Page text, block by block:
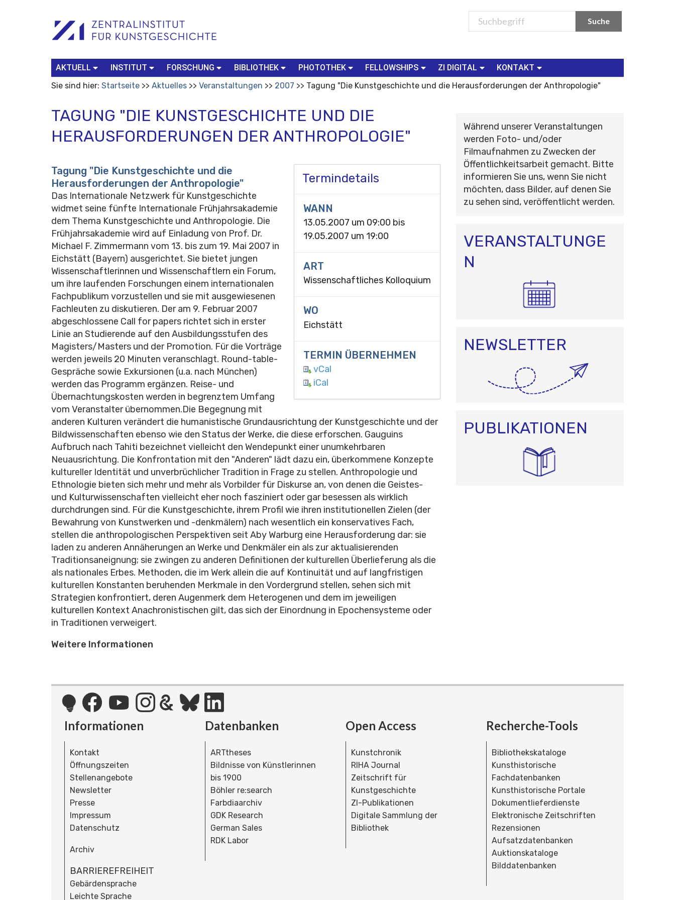
Werkzeuge
Search…
AKTUELL INSTITUT FORSCHUNG BIBLIOTHEK PHOTOTHEK FELLOWSHIPS ZI DIGITAL
KONTAKT
Sie sind hier: Startseite Aktuelles Veranstaltungen 2007 Tagung "Die Kunstgeschichte und die Herausforderungen der Anthropologie"
TAGUNG "DIE KUNSTGESCHICHTE UND DIE
HERAUSFORDERUNGEN DER ANTHROPOLOGIE"
Termindetails
WANN
13.05.2007 um 09:00 bis
19.05.2007 um 19:00
ART
Wissenschaftliches Kolloquium
WO
Eichstätt
TERMIN ÜBERNEHMEN
vCal
iCal
Tagung "Die Kunstgeschichte und die
Herausforderungen der Anthropologie"
Das Internationale Netzwerk für Kunstgeschichte
widmet seine fünfte Internationale Frühjahrsakademie
dem Thema Kunstgeschichte und Anthropologie. Die
Frühjahrsakademie wird auf Einladung von Prof. Dr.
Michael F. Zimmermann vom 13. bis zum 19. Mai 2007 in
Eichstätt (Bayern) ausgerichtet. Sie bietet jungen
Wissenschaftlerinnen und Wissenschaftlern ein Forum,
um ihre laufenden Forschungen einem internationalen
Fachpublikum vorzustellen und sie mit ausgewiesenen
Fachleuten zu diskutieren. Der am 9. Februar 2007
abgeschlossene Call for papers richtet sich in erster
Linie an Studierende auf den Ausbildungsstufen des
Magisters/Masters und der Promotion. Für die Vorträge
werden jeweils 20 Minuten veranschlagt. Round-table-
Gespräche sowie Exkursionen (u.a. nach München)
werden das Programm ergänzen. Reise- und
Übernachtungskosten werden in begrenztem Umfang
vom Veranstalter übernommen.Die Begegnung mit
anderen Kulturen verändert die humanistische Grundausrichtung der Kunstgeschichte und der
Bildwissenschaften ebenso wie den Status der Werke, die diese erforschen. Gauguins
Aufbruch nach Tahiti bezeichnet vielleicht den Wendepunkt einer unumkehrbaren
Neuausrichtung. Die Konfrontation mit den "Anderen" lädt dazu ein, überkommene Konzepte
kultureller Identität und unverbrüchlicher Tradition in Frage zu stellen. Anthropologie und
Ethnologie bieten sich mehr und mehr als Vorbilder für Diskurse an, von denen die Geistes-
und Kulturwissenschaften vielleicht eher noch fasziniert oder gar besessen als wirklich
durchdrungen sind. Für die Kunstgeschichte, ihrem Profil wie ihren institutionellen Zielen (der
Bewahrung von Kunstwerken und -denkmälern) nach wesentlich ein konservatives Fach,
stellen die anthropologischen Perspektiven seit Aby Warburg eine Herausforderung dar: sie
laden zu anderen Annäherungen an Werke und Denkmäler ein als zur aktualisierenden
Traditionsaneignung; sie zwingen zu anderen Definitionen der kulturellen Überlieferung als die
als nationales Erbes. Methoden, die im Werk allein die auf Kontinuität und auf langfristigen
kulturellen Konstanten beruhenden Merkmale in den Vordergrund stellen, sehen sich mit
Strategien konfrontiert, deren Augenmerk dem Heterogenen und dem im jeweiligen
kulturellen Kontext Anachronistischen gilt, das sich der Einordnung in Epochensysteme oder
in Traditionen verweigert.
Weitere Informationen
Während unserer Veranstaltungen
werden Foto- und/oder
Filmaufnahmen zu Zwecken der
Öffentlichkeitsarbeit gemacht. Bitte
informieren Sie uns, wenn Sie nicht
möchten, dass Bilder, auf denen Sie
zu sehen sind, veröffentlicht werden.
VERANSTALTUNGE
N
NEWSLETTER
PUBLIKATIONEN
Informationen
Kontakt
Öffnungszeiten
Stellenangebote
Newsletter
Presse
Impressum
Datenschutz
Archiv
BARRIEREFREIHEIT
Gebärdensprache
Leichte Sprache
Datenbanken
ARTtheses
Bildnisse von Künstlerinnen
bis 1900
Böhler re:search
Farbdiaarchiv
GDK Research
German Sales
RDK Labor
Open Access
Kunstchronik
RIHA Journal
Zeitschrift für
Kunstgeschichte
ZI-Publikationen
Digitale Sammlung der
Bibliothek
Recherche-Tools
Bibliothekskataloge
Kunsthistorische
Fachdatenbanken
Kunsthistorische Portale
Dokumentlieferdienste
Elektronische Zeitschriften
Rezensionen
Aufsatzdatenbanken
Auktionskataloge
Bilddatenbanken